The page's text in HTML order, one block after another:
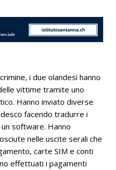
i due olandesi hanno
vittime tramite uno
Hanno inviato diverse
facendo tradurre i
software. Hanno
nelle uscite serali che
carte SIM e conti
effettuati i pagamenti